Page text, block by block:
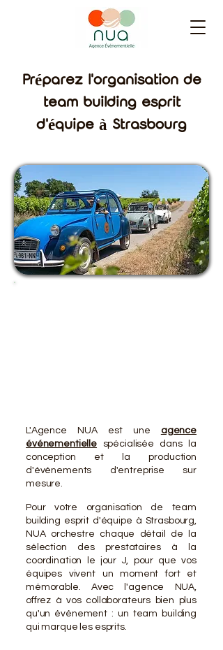
Préparez l'organisation de
team building esprit
d'équipe à Strasbourg
L'Agence NUA est une agence
événementielle
spécialisée dans la
conception et la production
d'événements d'entreprise sur
mesure.
Pour votre organisation de team
building esprit d'équipe à Strasbourg,
NUA orchestre chaque détail de la
sélection des prestataires à la
coordination le jour J, pour que vos
équipes vivent un moment fort et
mémorable. Avec l'agence NUA,
offrez à vos collaborateurs bien plus
qu'un événement : un team building
qui marque les esprits.